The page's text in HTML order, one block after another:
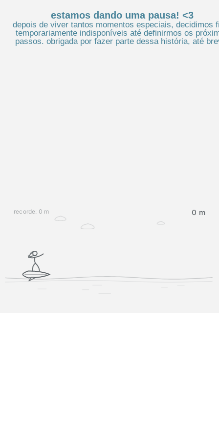
estamos dando uma pausa! <3
depois de viver tantos momentos especiais, decidimos
temporariamente indisponíveis até definirmos os
passos. obrigada por fazer parte dessa história, até
0 m
recorde: 0 m